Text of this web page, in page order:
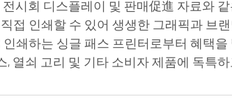
시회 디스플레이 및 판매促進 자료와
접 인쇄할 수 있어 생생한 그래픽과 브
쇄하는 싱글 패스 프린터로부터 혜택
열쇠 고리 및 기타 소비자 제품에 독특